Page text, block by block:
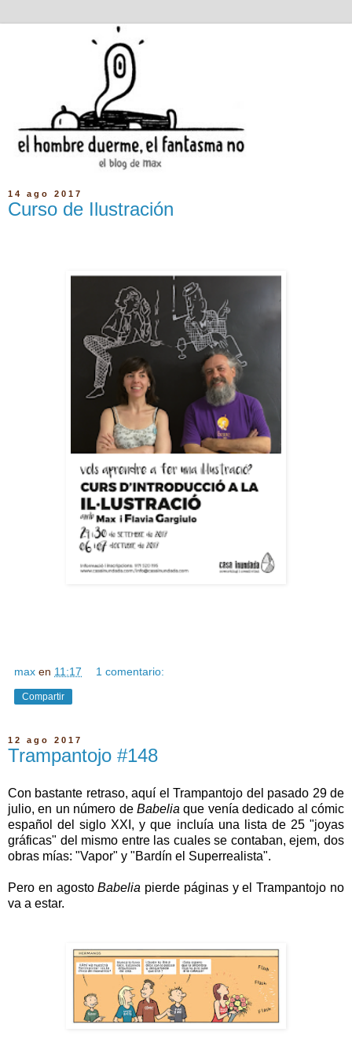
14 ago 2017
Curso de Ilustración
max en 11:17 1 comentario:
Compartir
12 ago 2017
Trampantojo #148
Con bastante retraso, aquí el Trampantojo del pasado 29 de
julio, en un número de Babelia que venía dedicado al cómic
español del siglo XXI, y que incluía una lista de 25 "joyas
gráficas" del mismo entre las cuales se contaban, ejem, dos
obras mías: "Vapor" y "Bardín el Superrealista".
Pero en agostoBabelia pierde páginas y el Trampantojo no
va a estar.